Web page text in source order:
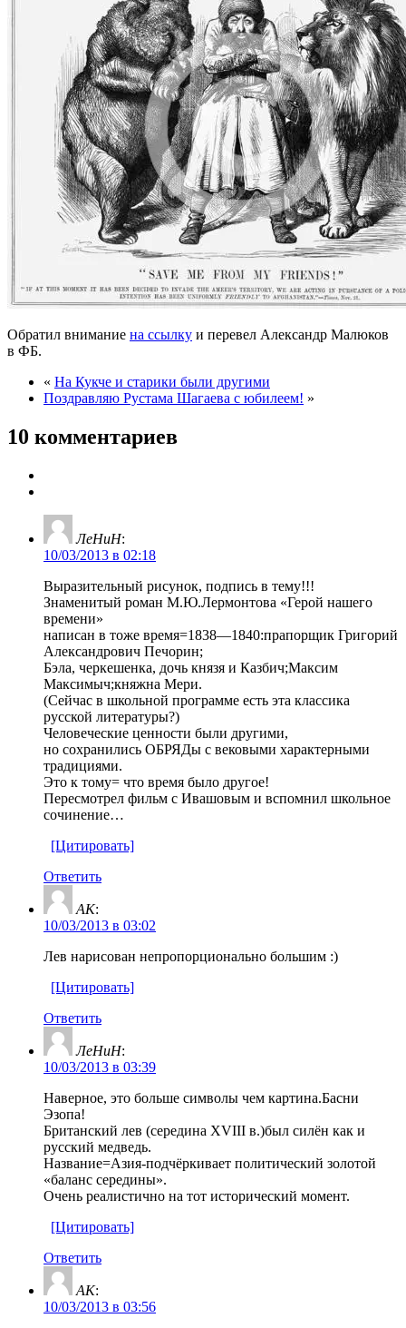
Обратил внимание на ссылку и перевел Александр Малюков
в ФБ.
« На Кукче и старики были другими
Поздравляю Рустама Шагаева с юбилеем! »
10 комментариев
ЛеНиН:
10/03/2013 в 02:18
Выразительный рисунок, подпись в тему!!!
Знаменитый роман М.Ю.Лермонтова «Герой нашего
времени»
написан в тоже время=1838—1840:прапорщик Григорий
Александрович Печорин;
Бэла, черкешенка, дочь князя и Казбич;Максим
Максимыч;княжна Мери.
(Сейчас в школьной программе есть эта классика
русской литературы?)
Человеческие ценности были другими,
но сохранились ОБРЯДы с вековыми характерными
традициями.
Это к тому= что время было другое!
Пересмотрел фильм с Ивашовым и вспомнил школьное
сочинение…
[Цитировать]
Ответить
AK:
10/03/2013 в 03:02
Лев нарисован непропорционально большим :)
[Цитировать]
Ответить
ЛеНиН:
10/03/2013 в 03:39
Наверное, это больше символы чем картина.Басни
Эзопа!
Британский лев (середина XVIII в.)был силён как и
русский медведь.
Название=Азия-подчёркивает политический золотой
«баланс середины».
Очень реалистично на тот исторический момент.
[Цитировать]
Ответить
AK:
10/03/2013 в 03:56